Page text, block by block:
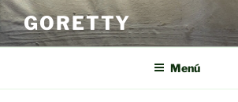
Vés
al
contingut
GORETTY
Menú